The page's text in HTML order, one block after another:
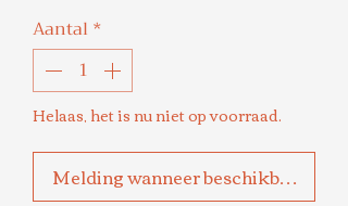
Aantal *
Helaas, het is nu niet op voorraad.
Melding wanneer beschikbaar